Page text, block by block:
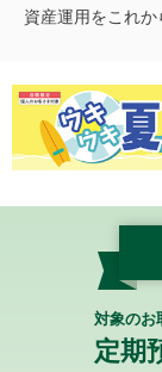
資産運用をこれ
対象のお
定期